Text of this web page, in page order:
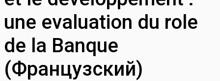
une evaluation du role
de la Banque
(Французский)